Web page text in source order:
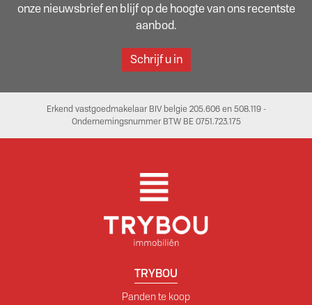
onze nieuwsbrief en blijf op de hoogte van ons recentste
aanbod.
Schrijf u in
Erkend vastgoedmakelaar BIV belgie 205.606 en 508.119 -
Ondernemingsnummer BTW BE 0751.723.175
TRYBOU
Panden te koop